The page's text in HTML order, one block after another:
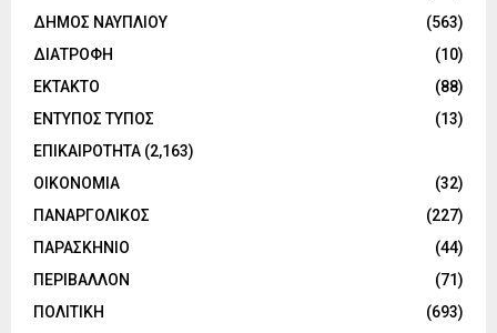
ΔΗΜΟΣ ΝΑΥΠΛΙΟΥ
(563)
ΔΙΑΤΡΟΦΗ
(10)
ΕΚΤΑΚΤΟ
(88)
ΕΝΤΥΠΟΣ ΤΥΠΟΣ
(13)
ΕΠΙΚΑΙΡΟΤΗΤΑ (2,163)
ΟΙΚΟΝΟΜΙΑ
(32)
ΠΑΝΑΡΓΟΛΙΚΟΣ
(227)
ΠΑΡΑΣΚΗΝΙΟ
(44)
ΠΕΡΙΒΑΛΛΟΝ
(71)
ΠΟΛΙΤΙΚΗ
(693)